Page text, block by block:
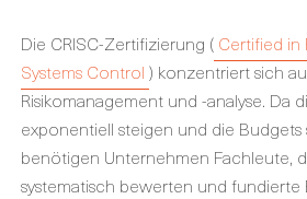
Die CRISC-Zertifizierung ( Certified in
Systems Control ) konzentriert sich
Risikomanagement und -analyse. Da
exponentiell steigen und die Budgets
benötigen Unternehmen Fachleute,
systematisch bewerten und